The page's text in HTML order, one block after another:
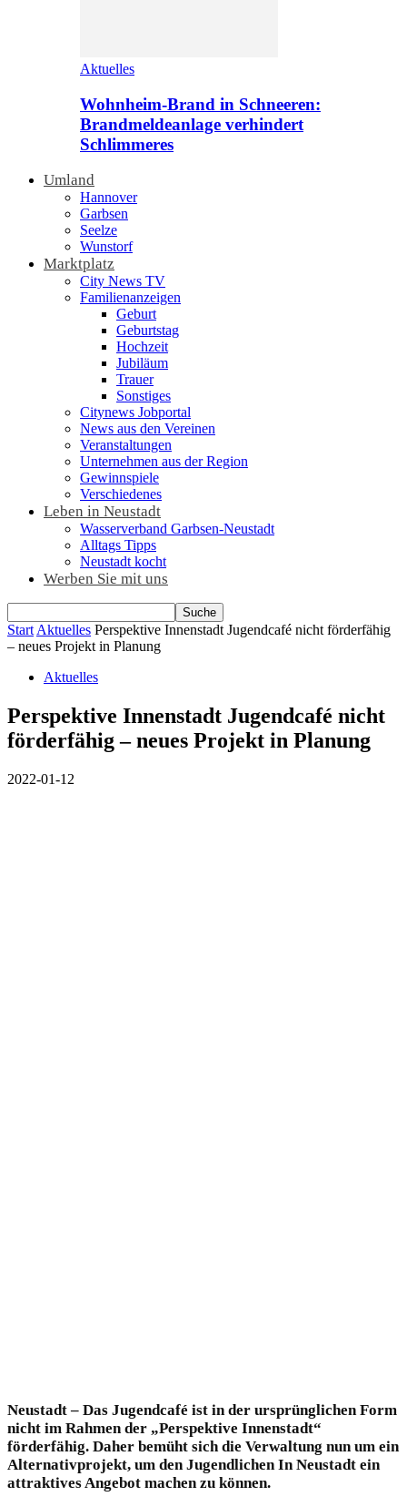
Aktuelles
Wohnheim-Brand in Schneeren:
Brandmeldeanlage verhindert
Schlimmeres
Umland
Hannover
Garbsen
Seelze
Wunstorf
Marktplatz
City News TV
Familienanzeigen
Geburt
Geburtstag
Hochzeit
Jubiläum
Trauer
Sonstiges
Citynews Jobportal
News aus den Vereinen
Veranstaltungen
Unternehmen aus der Region
Gewinnspiele
Verschiedenes
Leben in Neustadt
Wasserverband Garbsen-Neustadt
Alltags Tipps
Neustadt kocht
Werben Sie mit uns
Start Aktuelles Perspektive Innenstadt Jugendcafé nicht förderfähig
– neues Projekt in Planung
Aktuelles
Perspektive Innenstadt Jugendcafé nicht
förderfähig – neues Projekt in Planung
2022-01-12
Neustadt – Das Jugendcafé ist in der ursprünglichen Form
nicht im Rahmen der „Perspektive Innenstadt“
förderfähig. Daher bemüht sich die Verwaltung nun um ein
Alternativprojekt, um den Jugendlichen In Neustadt ein
attraktives Angebot machen zu können.